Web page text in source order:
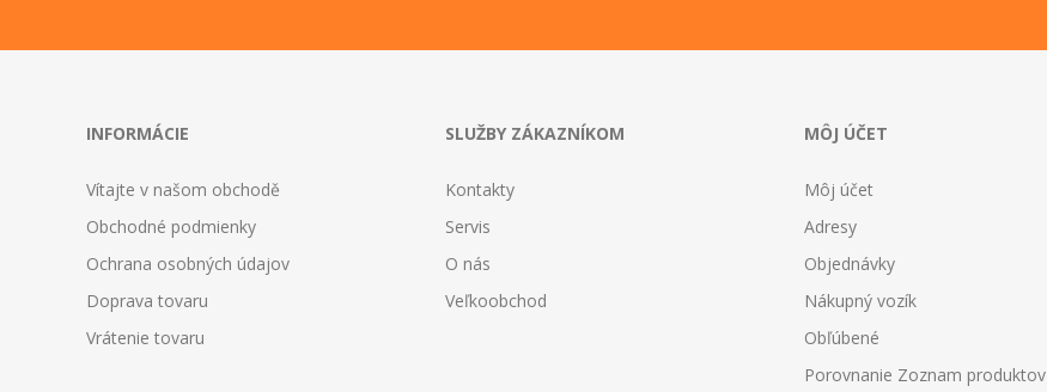
INFORMÁCIE
Vítajte v našom obchodě
Obchodné podmienky
Ochrana osobných údajov
Doprava tovaru
Vrátenie tovaru
SLUŽBY ZÁKAZNÍKOM
Kontakty
Servis
O nás
Veľkoobchod
MÔJ ÚČET
Môj účet
Adresy
Objednávky
Nákupný vozík
Obľúbené
Porovnanie Zoznam produktov